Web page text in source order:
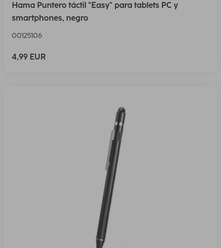
Hama Puntero táctil "Easy" para tablets PC y
smartphones, negro
00125106
4,99 EUR